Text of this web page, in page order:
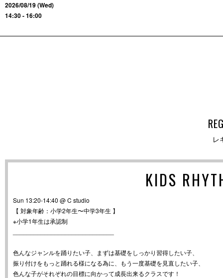
2026/08/19 (Wed)
14:30 - 16:00
レ
KIDS
Sun 13:20-14:40 @ C studio
【 対象年齢：小学2年生〜中学3年生 】
※小学1年生は承認制
色んなジャンルを踊りたい子、まずは基礎をしっかり習得したい子、
振り付けをもっと踊れる様になる為に、もう一度基礎を見直したい子、
色んな子がそれぞれの目標に向かって成長出来るクラスです！